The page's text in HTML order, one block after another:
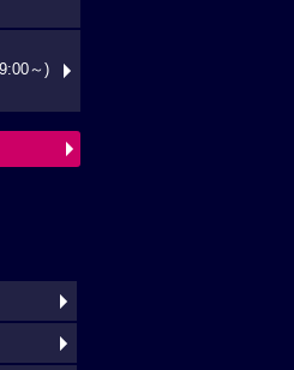
～)